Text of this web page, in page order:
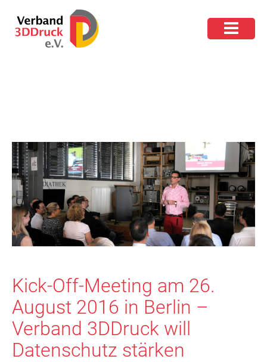
Kick-Off-Meeting am 26.
August 2016 in Berlin –
Verband 3DDruck will
Datenschutz stärken